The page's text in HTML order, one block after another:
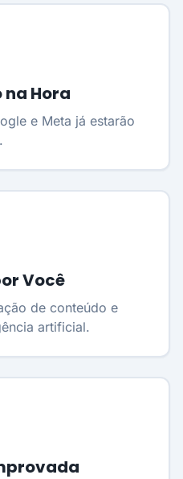
Hora
e Meta já estarão
Você
de conteúdo e
artificial.